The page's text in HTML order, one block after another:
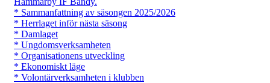
* Sammanfattning av säsongen 2025/2026
* Herrlaget inför nästa säsong
* Damlaget
* Ungdomsverksamheten
* Organisationens utveckling
* Ekonomiskt läge
* Volontärverksamheten i klubben